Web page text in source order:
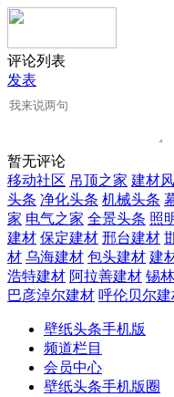
评论列表
发表
暂无评论
移动社区 吊顶之家 建材
头条 净化头条 机械头条
家 电气之家 全景头条 照
建材 保定建材 邢台建材
材 乌海建材 包头建材 建
浩特建材 阿拉善建材 锡
巴彦淖尔建材 呼伦贝尔建
壁纸头条手机版
频道栏目
会员中心
壁纸头条手机版圈